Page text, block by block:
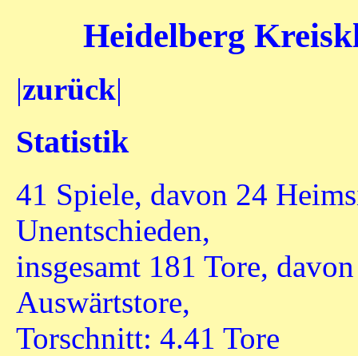
Heidelberg
|zurück|
Statistik
41 Spiele, davon 24
Unentschieden,
insgesamt 181 Tore,
Auswärtstore,
Torschnitt: 4.41 Tore